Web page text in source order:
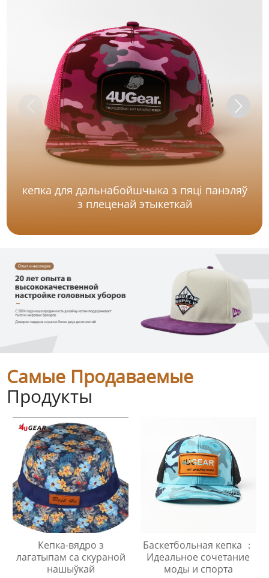
кепка для дальнабойшчыка з пяці панэляў
з плеценай этыкеткай
Самые Продаваемые
Продукты
Кепка-вядро з
лагатыпам са скураной
нашыўкай
Баскетбольная кепка ：
Идеальное сочетание
моды и спорта